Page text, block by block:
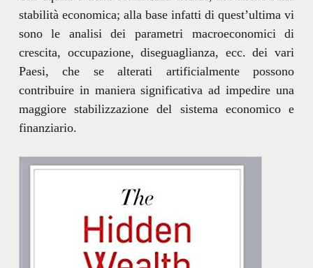
stabilità economica; alla base infatti di quest’ultima vi
sono le analisi dei parametri macroeconomici di
crescita, occupazione, diseguaglianza, ecc. dei vari
Paesi, che se alterati artificialmente possono
contribuire in maniera significativa ad impedire una
maggiore stabilizzazione del sistema economico e
finanziario.